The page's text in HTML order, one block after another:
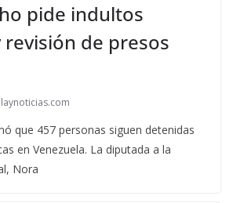
pide indultos
de presos
que 457 personas siguen detenidas
en Venezuela. La diputada a la
Nora